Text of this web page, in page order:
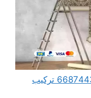
فني تركيب ورق جدران الكويت 66874433 تركيب